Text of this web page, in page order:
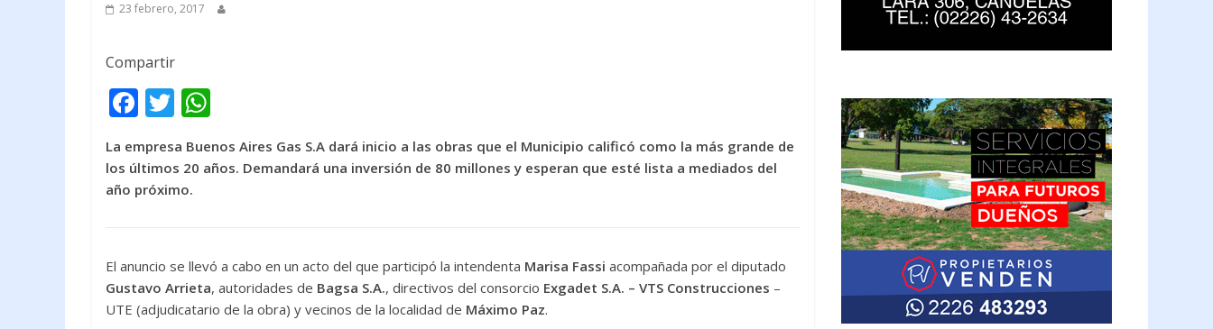
23 febrero, 2017
Compartir
F
e
b
k
T
itt
er
at
p
La empresa Buenos Aires Gas S.A dará inicio a las obras que el Municipio calificó como la más grande de
los últimos 20 años. Demandará una inversión de 80 millones y esperan que esté lista a mediados del
año próximo.
El anuncio se llevó a cabo en un acto del que participó la intendenta Marisa Fassi acompañada por el diputado
Gustavo Arrieta, autoridades de Bagsa S.A., directivos del consorcio Exgadet S.A. – VTS Construcciones –
UTE (adjudicatario de la obra) y vecinos de la localidad de Máximo Paz.